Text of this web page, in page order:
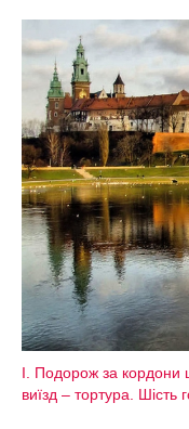
І. Подорож за кордони
виїзд – тортура. Шість